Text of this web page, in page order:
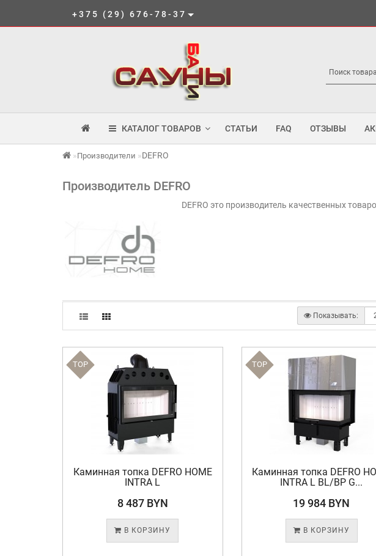
+375 (29) 676-78-37
КАТАЛОГ ТОВАРОВ СТАТЬИ FAQ ОТЗЫВЫ
Производители DEFRO
Производитель DEFRO
DEFRO это производитель качественных
Показывать:
TOP
Каминная топка DEFRO HOME
INTRA L
8 487 BYN
В КОРЗИНУ
TOP
Каминная топка DEFRO
INTRA L BL/BP G...
19 984 BYN
В КОРЗИНУ